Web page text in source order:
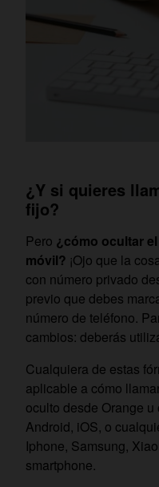
¿Y si quieres
fijo?
Pero ¿cómo ocultar
móvil? ¡Ojo que la
con número privado
previo que debes
número de teléfono.
cambios: deberás
Cualquiera de estas
aplicable a cómo
oculto desde Orange
Android, iOS, o
Iphone, Samsung,
smartphone.